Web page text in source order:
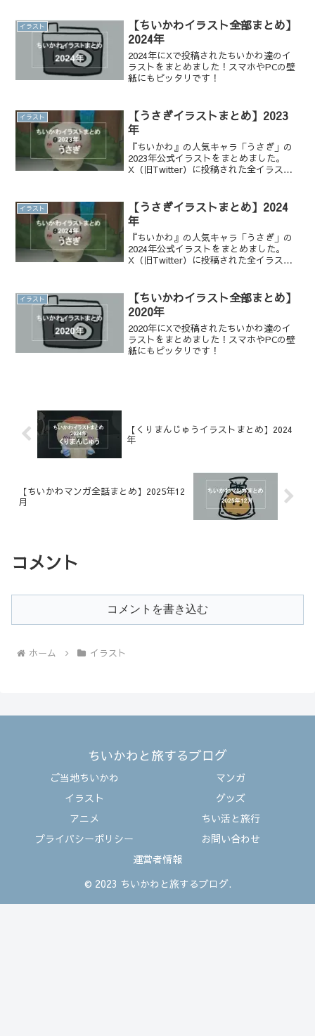
す。
イラスト
【ちいかわイラスト全部まとめ】
2024年
2024年にXで投稿されたちいかわ達のイ
ラストをまとめました！スマホやPCの壁
紙にもピッタリです！
イラスト
【うさぎイラストまとめ】2023
年
『ちいかわ』の人気キャラ「うさぎ」の
2023年公式イラストをまとめました。
X（旧Twitter）に投稿された全イラスト
す。
イラスト
【うさぎイラストまとめ】2024
年
『ちいかわ』の人気キャラ「うさぎ」の
2024年公式イラストをまとめました。
X（旧Twitter）に投稿された全イラスト
す。
イラスト
【ちいかわイラスト全部まとめ】
2020年
2020年にXで投稿されたちいかわ達のイ
ラストをまとめました！スマホやPCの壁
紙にもピッタリです！
【くりまんじゅうイラストまとめ】2024
年
【ちいかわマンガ全話まとめ】2025年12
月
コメント
コメントを書き込む
ホーム イラスト
ちいかわと旅するブログ
ご当地ちいかわ
マンガ
イラスト
グッズ
アニメ
ちい活と旅行
プライバシーポリシー
お問い合わせ
運営者情報
© 2023 ちいかわと旅するブログ.